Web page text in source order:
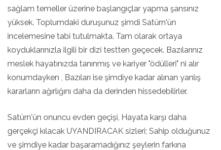
sağlam temeller üzerine başlangıçlar yapma şansınız
yüksek. Toplumdaki duruşunuz şimdi Satürn'ün
incelemesine tabi tutulmakta. Tam olarak ortaya
koyduklarınızla ilgili bir dizi testten geçecek. Bazılarınız
meslek hayatınızda tanınmış ve kariyer "ödülleri" ni alır
konumdayken , Bazıları ise şimdiye kadar alınan yanlış
kararların ağırlığını daha da derinden hissedebilirler.
Satürn'ün onuncu evden geçişi, Hayata karşı daha
gerçekçi kılacak UYANDIRACAK sizleri; Sahip olduğunuz
ve şimdiye kadar başaramadığınız şeylerin farkına